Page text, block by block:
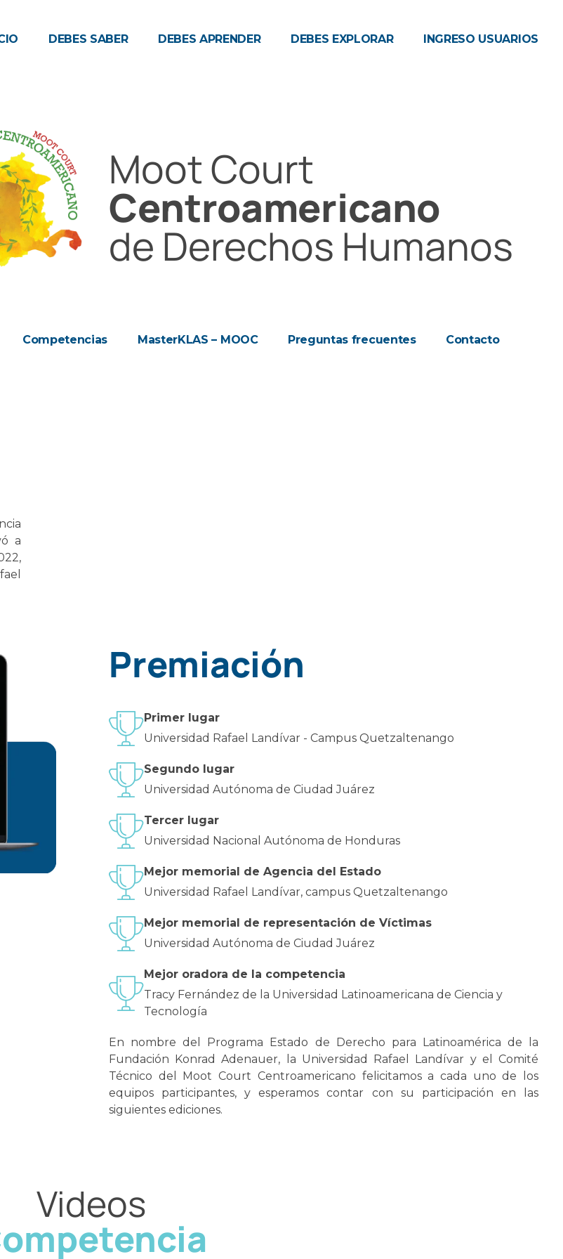
DEBES SABER DEBES APRENDER DEBES EXPLORAR INGRESO USUARIOS
Moot Court
Centroamericano
de Derechos Humanos
Competencias MasterKLAS – MOOC Preguntas frecuentes Contacto
a
Premiación
Primer lugar
Universidad Rafael Landívar - Campus Quetzaltenango
Segundo lugar
Universidad Autónoma de Ciudad Juárez
Tercer lugar
Universidad Nacional Autónoma de Honduras
Mejor memorial de Agencia del Estado
Universidad Rafael Landívar, campus Quetzaltenango
Mejor memorial de representación de Víctimas
Universidad Autónoma de Ciudad Juárez
Mejor oradora de la competencia
Tracy Fernández de la Universidad Latinoamericana de Ciencia y
Tecnología
En nombre del Programa Estado de Derecho para Latinoamérica de la
Fundación Konrad Adenauer, la Universidad Rafael Landívar y el Comité
Técnico del Moot Court Centroamericano felicitamos a cada uno de los
equipos participantes, y esperamos contar con su participación en las
siguientes ediciones.
Videos